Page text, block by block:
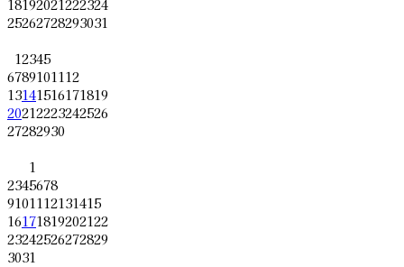
18192021222324
25262728293031
12345
6789101112
13141516171819
20212223242526
27282930
1
2345678
9101112131415
16171819202122
23242526272829
3031